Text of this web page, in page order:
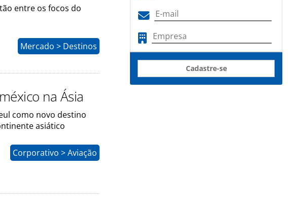
entre os focos do
Mercado > Destinos
na Ásia
como novo destino
asiático
Corporativo > Aviação
Cadastre-se